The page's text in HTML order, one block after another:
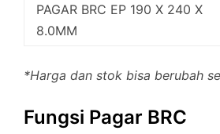
PAGAR BRC EP 190 X 240 X
8.0MM
*Harga dan stok bisa berubah
Fungsi Pagar BRC